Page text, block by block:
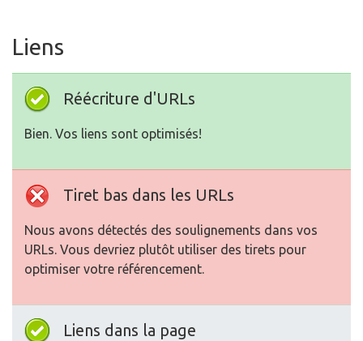
Liens
Réécriture d'URLs
Bien. Vos liens sont optimisés!
Tiret bas dans les URLs
Nous avons détectés des soulignements dans vos
URLs. Vous devriez plutôt utiliser des tirets pour
optimiser votre référencement.
Liens dans la page